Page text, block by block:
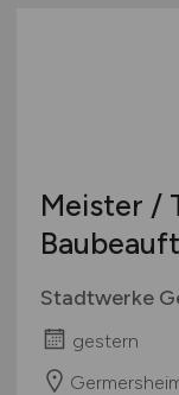
Meister /
Stadtwerke
gestern